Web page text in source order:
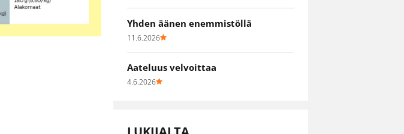
Yhden äänen enemmistöllä
11.6.2026
Aateluus velvoittaa
4.6.2026